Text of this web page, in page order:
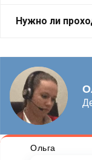
Нужно ли